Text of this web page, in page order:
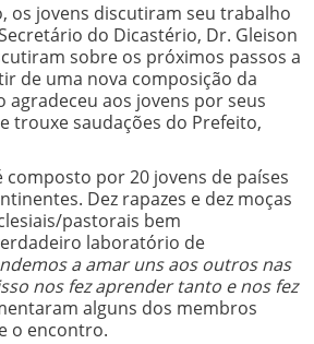
os jovens discutiram seu trabalho
do Dicastério, Dr. Gleison
sobre os próximos passos a
de uma nova composição da
agradeceu aos jovens por seus
trouxe saudações do Prefeito,
composto por 20 jovens de países
Dez rapazes e dez moças
pastorais bem
laboratório de
a amar uns aos outros nas
nos fez aprender tanto e nos fez
alguns dos membros
o encontro.